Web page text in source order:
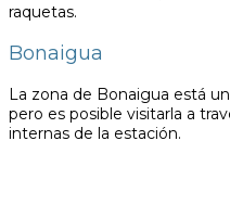
raquetas.
Bonaigua
La zona de Bonaigua está
pero es posible visitarla a
internas de la estación.